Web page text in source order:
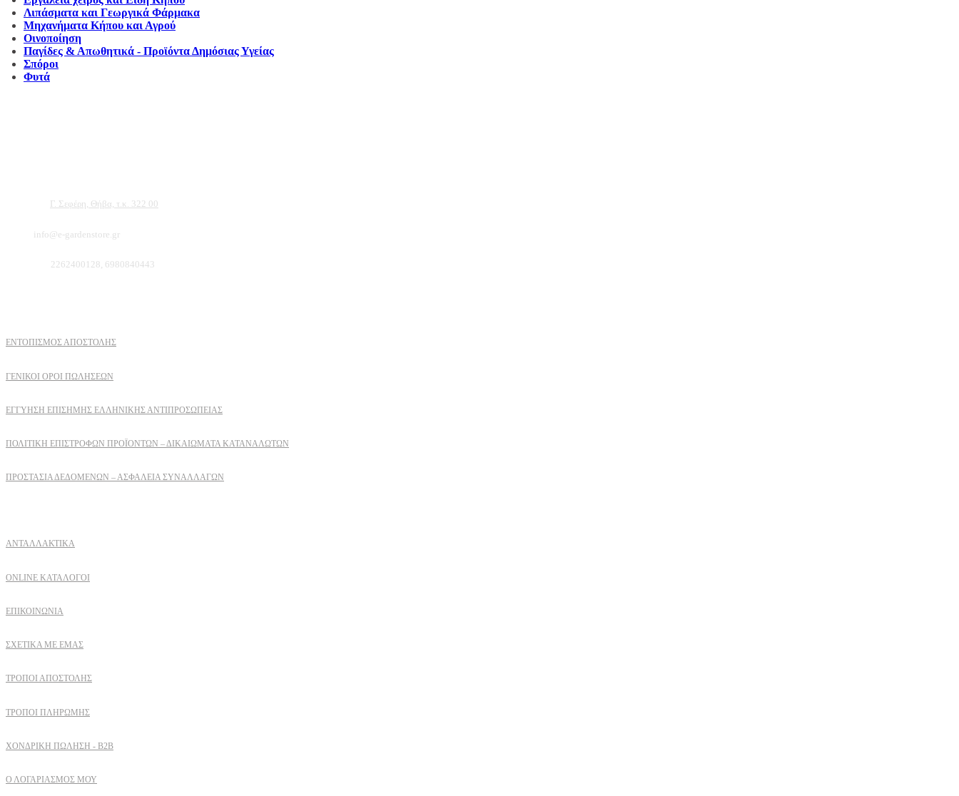
Λιπάσματα και Γεωργικά Φάρμακα
Μηχανήματα Κήπου και Αγρού
Οινοποίηση
Παγίδες & Απωθητικά - Προϊόντα Δημόσιας Υγείας
Σπόροι
Φυτά
Γ. Σεφέρη, Θήβα, τ.κ. 322 00
info@e-gardenstore.gr
2262400128, 6980840443
ΕΝΤΟΠΙΣΜΟΣ ΑΠΟΣΤΟΛΗΣ
ΓΕΝΙΚΟΙ ΟΡΟΙ ΠΩΛΗΣΕΩΝ
ΕΓΓΎΗΣΗ ΕΠΊΣΗΜΗΣ ΕΛΛΗΝΙΚΉΣ ΑΝΤΙΠΡΟΣΩΠΕΊΑΣ
ΠΟΛΙΤΙΚΉ ΕΠΙΣΤΡΟΦΏΝ ΠΡΟΪΌΝΤΩΝ – ΔΙΚΑΙΏΜΑΤΑ ΚΑΤΑΝΑΛΩΤΏΝ
ΠΡΟΣΤΑΣΊΑ ΔΕΔΟΜΈΝΩΝ – ΑΣΦΆΛΕΙΑ ΣΥΝΑΛΛΑΓΏΝ
ΑΝΤΑΛΛΑΚΤΙΚΑ
ONLINE ΚΑΤΑΛΟΓΟΙ
ΕΠΙΚΟΙΝΩΝΙΑ
ΣΧΕΤΙΚΆ ΜΕ ΕΜΆΣ
ΤΡΌΠΟΙ ΑΠΟΣΤΟΛΉΣ
ΤΡΌΠΟΙ ΠΛΗΡΩΜΉΣ
ΧΟΝΔΡΙΚΉ ΠΏΛΗΣΗ - B2B
Ο ΛΟΓΑΡΙΑΣΜΟΣ ΜΟΥ